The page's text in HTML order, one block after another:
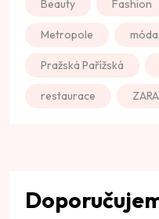
Beauty Fashion
Metropole móda
Pražská Pařížská
restaurace ZARA